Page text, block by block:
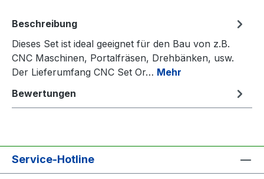
Beschreibung
Dieses Set ist ideal geeignet für den Bau von z.B.
CNC Maschinen, Portalfräsen, Drehbänken, usw.
Der Lieferumfang CNC Set Or… Mehr
Bewertungen
Service-Hotline